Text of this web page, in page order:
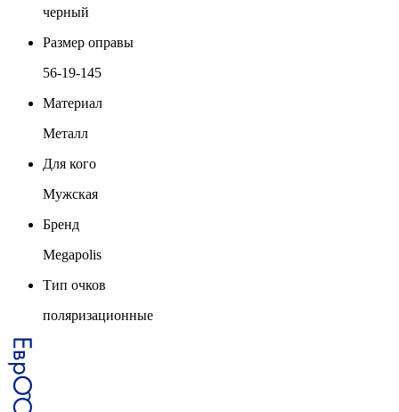
черный
Размер оправы
56-19-145
Материал
Металл
Для кого
Мужская
Бренд
Megapolis
Тип очков
поляризационные